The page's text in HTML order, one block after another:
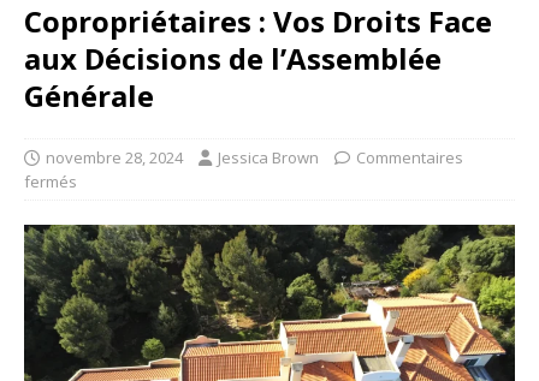
Copropriétaires : Vos Droits Face
aux Décisions de l’Assemblée
Générale
novembre 28, 2024 Jessica Brown
Commentaires
fermés